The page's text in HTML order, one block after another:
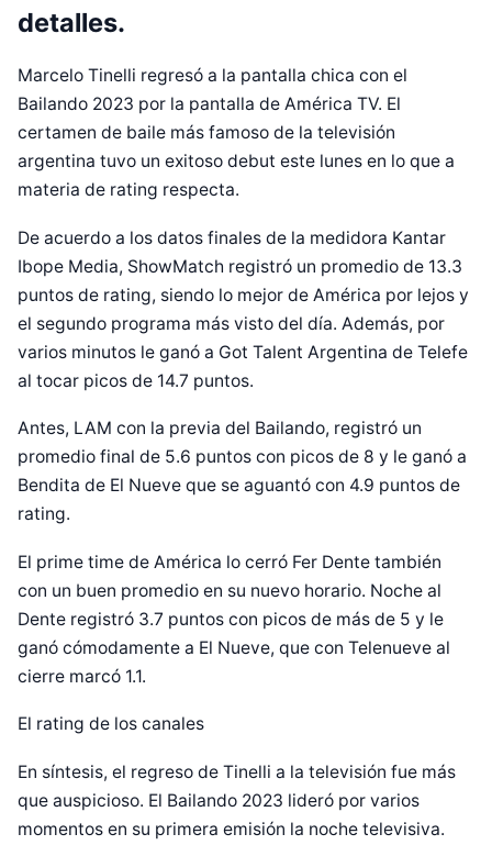
detalles.
Marcelo Tinelli regresó a la pantalla chica con el
Bailando 2023 por la pantalla de América TV. El
certamen de baile más famoso de la televisión
argentina tuvo un exitoso debut este lunes en lo que a
materia de rating respecta.
De acuerdo a los datos finales de la medidora Kantar
Ibope Media, ShowMatch registró un promedio de 13.3
puntos de rating, siendo lo mejor de América por lejos y
el segundo programa más visto del día. Además, por
varios minutos le ganó a Got Talent Argentina de Telefe
al tocar picos de 14.7 puntos.
Antes, LAM con la previa del Bailando, registró un
promedio final de 5.6 puntos con picos de 8 y le ganó a
Bendita de El Nueve que se aguantó con 4.9 puntos de
rating.
El prime time de América lo cerró Fer Dente también
con un buen promedio en su nuevo horario. Noche al
Dente registró 3.7 puntos con picos de más de 5 y le
ganó cómodamente a El Nueve, que con Telenueve al
cierre marcó 1.1.
El rating de los canales
En síntesis, el regreso de Tinelli a la televisión fue más
que auspicioso. El Bailando 2023 lideró por varios
momentos en su primera emisión la noche televisiva.